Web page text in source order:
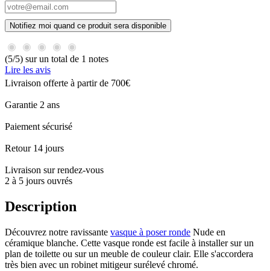
Notifiez moi quand ce produit sera disponible
(5/5) sur un total de 1 notes
Lire les avis
Livraison offerte à partir de 700€
Garantie 2 ans
Paiement sécurisé
Retour 14 jours
Livraison sur rendez-vous
2 à 5 jours ouvrés
Description
Découvrez notre ravissante vasque à poser ronde Nude en
céramique blanche. Cette vasque ronde est facile à installer sur un
plan de toilette ou sur un meuble de couleur clair. Elle s'accordera
très bien avec un robinet mitigeur surélevé chromé.